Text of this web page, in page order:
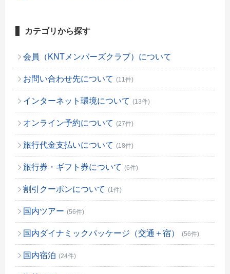
カテゴリから探す
会員（KNTメンバーズクラブ）について
お問い合わせ先について (11件)
インターネット環境について (13件)
オンライン予約について (27件)
旅行代金支払いについて (18件)
旅行券・ギフト券について (6件)
割引クーポンについて (1件)
国内ツアー (56件)
国内ダイナミックパッケージ（交通＋宿） (56件)
国内宿泊 (24件)